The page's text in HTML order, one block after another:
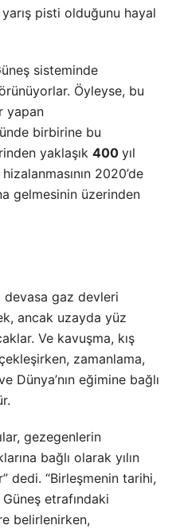
pisti olduğunu hayal
sisteminde
Öyleyse, bu
yapan
birbirine bu
yaklaşık 400 yıl
2020’de
gelmesinin üzerinden
devasa gaz devleri
ancak uzayda yüz
Ve kavuşma, kış
zamanlama,
Dünya’nın eğimine bağlı
gezegenlerin
bağlı olarak yılın
dedi. “Birleşmenin tarihi,
etrafındaki
belirlenirken,